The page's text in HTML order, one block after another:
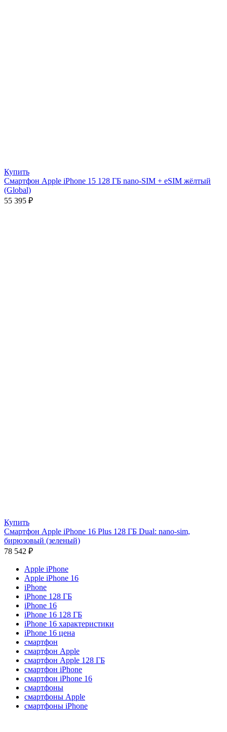
Купить
Смартфон Apple iPhone 15 128 ГБ nano-SIM + eSIM жёлтый
(Global)
55 395 ₽
Купить
Смартфон Apple iPhone 16 Plus 128 ГБ Dual: nano-sim,
бирюзовый (зеленый)
78 542 ₽
Apple iPhone
Apple iPhone 16
iPhone
iPhone 128 ГБ
iPhone 16
iPhone 16 128 ГБ
iPhone 16 характеристики
iPhone 16 цена
смартфон
смартфон Apple
смартфон Apple 128 ГБ
смартфон iPhone
смартфон iPhone 16
смартфоны
смартфоны Apple
смартфоны iPhone